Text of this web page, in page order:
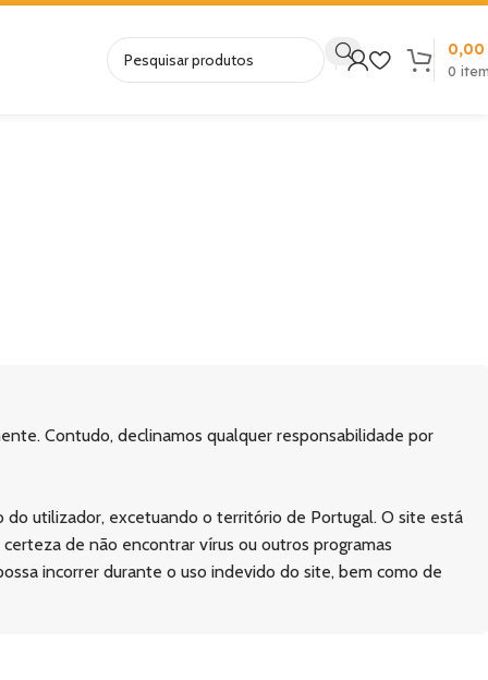
0
0,00
Contudo, declinamos qualquer responsabilidade por
do utilizador, excetuando o território de Portugal. O site está
de não encontrar vírus ou outros programas
incorrer durante o uso indevido do site, bem como de